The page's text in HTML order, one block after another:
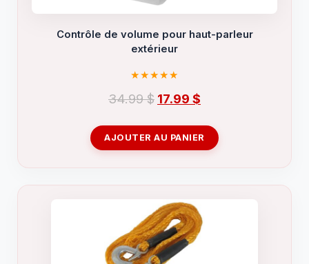
Contrôle de volume pour haut-parleur
extérieur
34.99$ Le
initial
17.99 $
actuel
AJOUTER AU PANIER